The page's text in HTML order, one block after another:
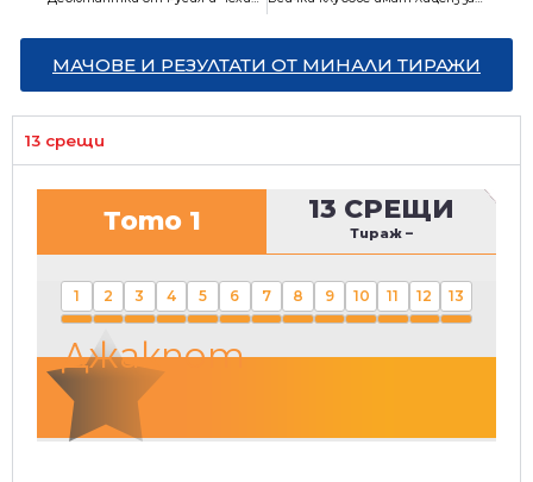
МАЧОВЕ И РЕЗУЛТАТИ ОТ МИНАЛИ ТИРАЖИ
13 срещи
Тото 1 13 СРЕЩИ
Тираж –
1 2 3 4 5 6 7 8 9 10 11 12 13
Джакпот